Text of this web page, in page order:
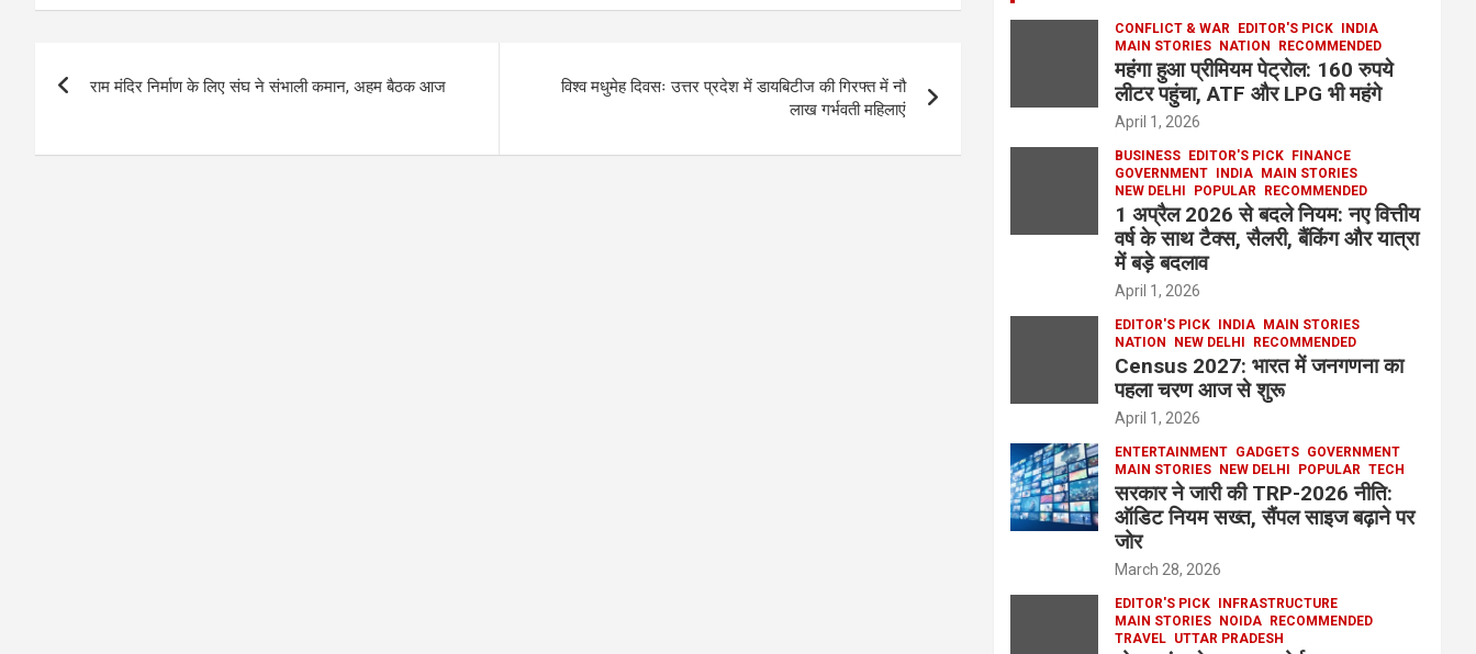
राम मंदिर निर्माण के लिए संघ ने संभाली कमान, अहम बैठक आज
विश्व मधुमेह दिवसः उत्तर प्रदेश में डायबिटीज की गिरफ्त में नौ
लाख गर्भवती महिलाएं
CONFLICT & WAR EDITOR'S PICK INDIA
MAIN STORIES NATION RECOMMENDED
महंगा हुआ प्रीमियम पेट्रोल: 160 रुपये
लीटर पहुंचा, ATF और LPG भी महंगे
April 1, 2026
BUSINESS EDITOR'S PICK FINANCE
GOVERNMENT INDIA MAIN STORIES
NEW DELHI
POPULAR RECOMMENDED
1 अप्रैल 2026 से बदले नियम: नए वित्तीय
वर्ष के साथ टैक्स, सैलरी, बैंकिंग और यात्रा
में बड़े बदलाव
April 1, 2026
EDITOR'S PICK INDIA MAIN STORIES
NATION
NEW DELHI RECOMMENDED
Census 2027: भारत में जनगणना का
पहला चरण आज से शुरू
April 1, 2026
ENTERTAINMENT GADGETS GOVERNMENT
MAIN STORIES NEW DELHI POPULAR TECH
सरकार ने जारी की TRP-2026 नीति:
ऑडिट नियम सख्त, सैंपल साइज बढ़ाने पर
जोर
March 28, 2026
EDITOR'S PICK INFRASTRUCTURE
MAIN STORIES NOIDA RECOMMENDED
TRAVEL UTTAR PRADESH